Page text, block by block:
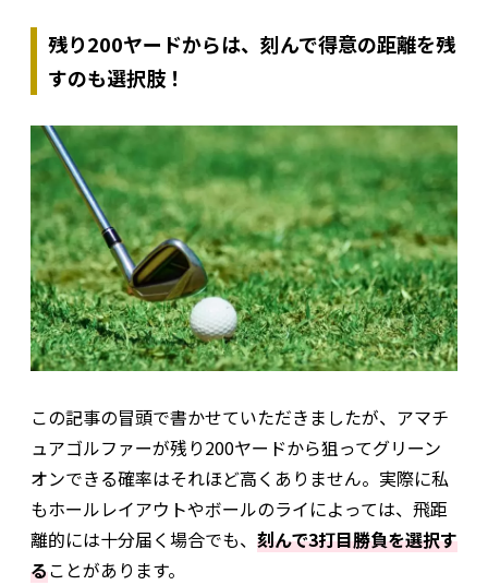
残り200ヤードからは、刻んで得意の距離を残
すのも選択肢！
この記事の冒頭で書かせていただきましたが、アマチ
ュアゴルファーが残り200ヤードから狙ってグリーン
オンできる確率はそれほど高くありません。実際に私
もホールレイアウトやボールのライによっては、飛距
離的には十分届く場合でも、 刻んで3打目勝負を選択す
ることがあります。